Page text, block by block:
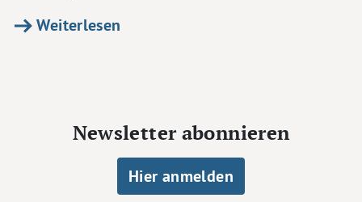
Weiterlesen
Newsletter abonnieren
Hier anmelden